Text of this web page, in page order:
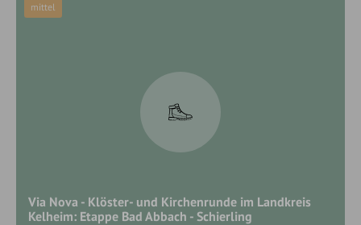
Via Nova - Klöster- und Kirchenrunde im Landkreis
Kelheim: Etappe Bad Abbach - Schierling
mittel